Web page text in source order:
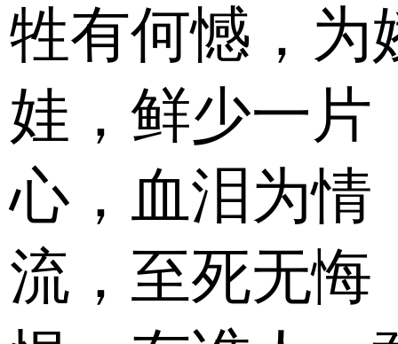
牲有何憾，为
娃，鲜少一片
心，血泪为情
流，至死无悔